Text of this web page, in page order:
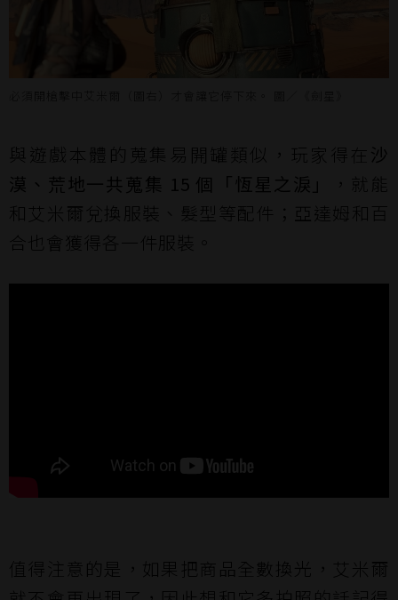
與遊戲本體的蒐集易開罐類似，玩家得在 沙
漠、荒地一共蒐集 15 個「恆星之淚」
，就能
和艾米爾兌換服裝、髮型等配件；亞達姆和百
合也會獲得各一件服裝。
值得注意的是，如果把商品全數換光，艾米爾